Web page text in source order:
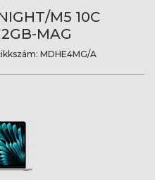
M5 10C
MAG
MDHE4MG/A